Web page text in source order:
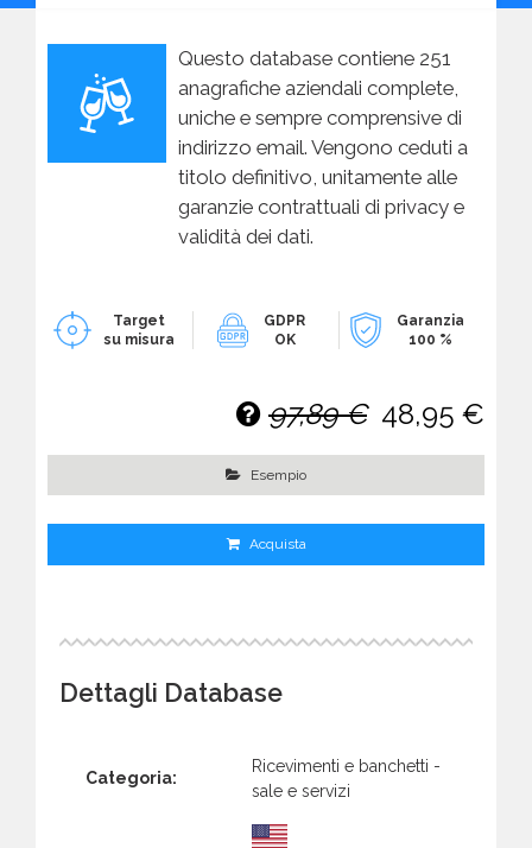
Questo database contiene 251
anagrafiche aziendali complete,
uniche e sempre comprensive di
indirizzo email. Vengono ceduti a
titolo definitivo, unitamente alle
garanzie contrattuali di privacy e
validità dei dati.
Target
su misura
GDPR
OK
Garanzia
100 %
97,89 € 48,95 €
Esempio
Acquista
Dettagli Database
Categoria:
Ricevimenti e banchetti -
sale e servizi